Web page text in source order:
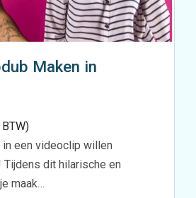
Maken in
een videoclip willen
Tijdens dit hilarische en
maak…